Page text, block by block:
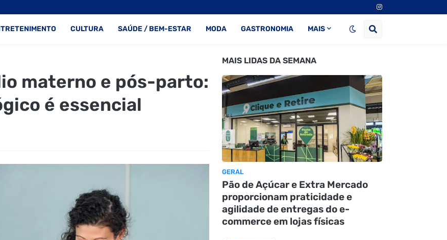
CULTURA SAÚDE / BEM-ESTAR MODA GASTRONOMIA MAIS
materno e pós-parto:
é essencial
MAIS LIDAS DA SEMANA
GERAL
Pão de Açúcar e Extra Mercado
proporcionam praticidade e
agilidade de entregas do e-
commerce em lojas físicas